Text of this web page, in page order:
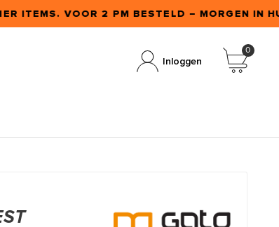
ITEMS. VOOR 2 PM BESTELD – MORGEN IN
Inloggen
0